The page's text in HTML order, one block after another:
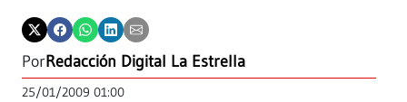
PorRedacción Digital La Estrella
25/01/2009 01:00